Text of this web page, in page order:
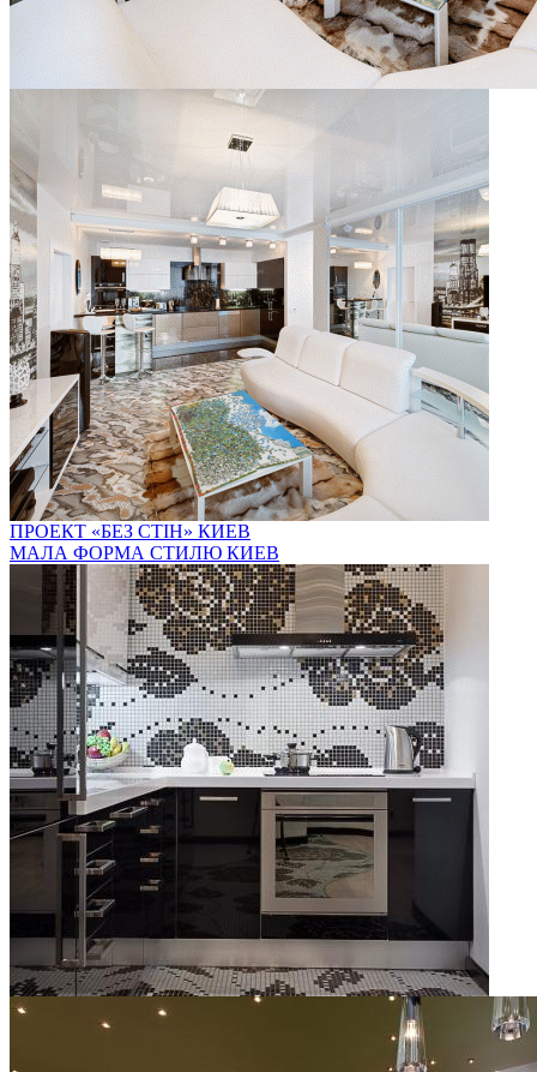
ПРОЕКТ «БЕЗ СТІН» КИЕВ
МАЛА ФОРМА СТИЛЮ КИЕВ